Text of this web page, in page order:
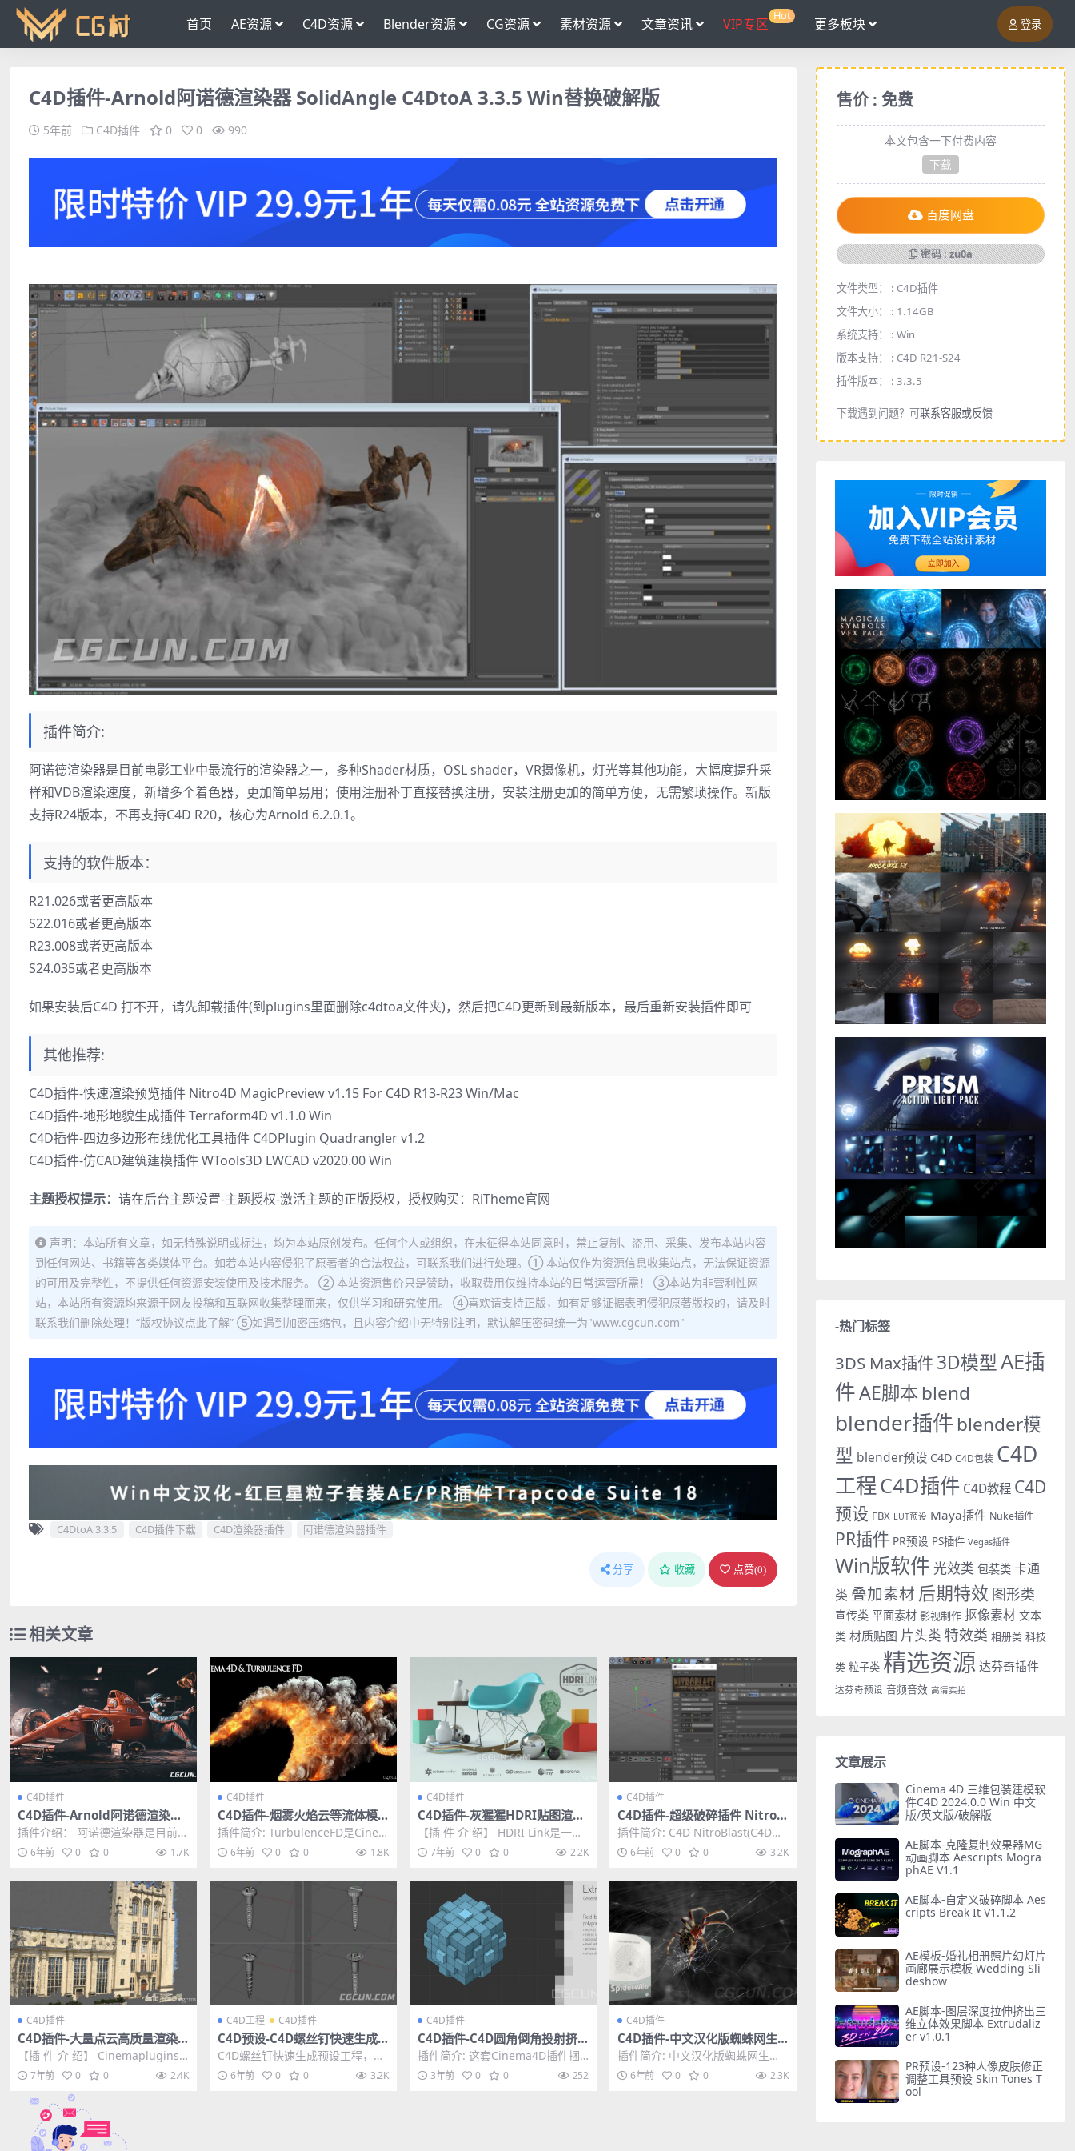
首页 AE资源 C4D资源 Blender资源 CG资源 素材资源 文章资讯 VIP专区 Hot 更多板块 登录
C4D插件-Arnold阿诺德渲染器 SolidAngle C4DtoA 3.3.5 Win替换破解版
5年前 C4D插件 0 0 990
插件简介:
阿诺德渲染器是目前电影工业中最流行的渲染器之一，多种Shader材质，OSL shader，VR摄像机，灯光等其他功能，大幅度提升采
样和VDB渲染速度，新增多个着色器，更加简单易用；使用注册补丁直接替换注册，安装注册更加的简单方便，无需繁琐操作。新版
支持R24版本，不再支持C4D R20，核心为Arnold 6.2.0.1。
支持的软件版本：
R21.026或者更高版本
S22.016或者更高版本
R23.008或者更高版本
S24.035或者更高版本
如果安装后C4D 打不开，请先卸载插件(到plugins里面删除c4dtoa文件夹)，然后把C4D更新到最新版本，最后重新安装插件即可
其他推荐:
C4D插件-快速渲染预览插件 Nitro4D MagicPreview v1.15 For C4D R13-R23 Win/Mac
C4D插件-地形地貌生成插件 Terraform4D v1.1.0 Win
C4D插件-四边多边形布线优化工具插件 C4DPlugin Quadrangler v1.2
C4D插件-仿CAD建筑建模插件 WTools3D LWCAD v2020.00 Win
主题授权提示： 请在后台主题设置-主题授权-激活主题的正版授权，授权购买： RiTheme官网
声明：本站所有文章，如无特殊说明或标注，均为本站原创发布。任何个人或组织，在未征得本站同意时，禁止复制、盗用、采集、发布本站内容
到任何网站、书籍等各类媒体平台。如若本站内容侵犯了原著者的合法权益，可联系我们进行处理。① 本站仅作为资源信息收集站点，无法保证资源
的可用及完整性，不提供任何资源安装使用及技术服务。 ② 本站资源售价只是赞助，收取费用仅维持本站的日常运营所需！ ③本站为非营利性网
站，本站所有资源均来源于网友投稿和互联网收集整理而来，仅供学习和研究使用。 ④喜欢请支持正版，如有足够证据表明侵犯原著版权的，请及时
联系我们删除处理！“版权协议点此了解” ⑤如遇到加密压缩包，且内容介绍中无特别注明，默认解压密码统一为"www.cgcun.com"
C4DtoA 3.3.5 C4D插件下载 C4D渲染器插件 阿诺德渲染器插件
分享 收藏 点赞(0)
相关文章
C4D插件
C4D插件-Arnold阿诺德渲染器
插件 SolidAngle C4DtoA 3.1.0
Win替换破解版
插件介绍： 阿诺德渲染器是目前电
影工业中最流行的渲染器之一，多
种Shader材质...
6年前 0 0 1.7K
C4D插件
C4D插件-烟雾火焰云等流体模
拟插件 TurbulenceFD v1.0.14
65 Win破解版
插件简介: TurbulenceFD是Cinem
a 4D烟雾火焰云等流体模拟插件...
6年前 0 0 1.8K
C4D插件
C4D插件-灰猩猩HDRI贴图渲染
预览调用工具 HDRI Link 1.054
Win/Mac
【插 件 介 绍】 HDRI Link是一个
工作流程插件，可以让 Arnold,...
7年前 0 0 2.2K
C4D插件
C4D插件-超级破碎插件 NitroBl
ast2.02 中文汉化版含使用教程
插件简介: C4D NitroBlast(C4D破
碎插件)是一款非常不错的免费破...
6年前 0 0 3.2K
C4D插件
C4D插件-大量点云高质量渲染
插件Cinemaplugins LAZPoin
t 2.55 Win破解版
【插 件 介 绍】 Cinemaplugins L
AZPoint是一款C4D大量...
7年前 0 0 2.4K
C4D工程 C4D插件
C4D预设-C4D螺丝钉快速生成
预设工程免费下载
C4D螺丝钉快速生成预设工程，能
简单的把螺丝钉自动生成。无论形
状，大小、长度都能...
6年前 0 0 3.2K
C4D插件
C4D插件-C4D圆角倒角投射挤
出细分工具 Legacy Bundle v
0.21.1
插件简介: 这套Cinema4D插件捆
绑包以修改和生成样条线和网格为
主。包含多种...
3年前 0 0 252
C4D插件
C4D插件-中文汉化版蜘蛛网生
成插件 AEscripts SpiderWeb
1.22
插件简介: 中文汉化版蜘蛛网生成
插件 AEscripts SpiderWeb C...
6年前 0 0 2.3K
售价 : 免费
本文包含一下付费内容
下载
百度网盘
密码 : zu0a
文件类型： : C4D插件
文件大小： : 1.14GB
系统支持： : Win
版本支持： : C4D R21-S24
插件版本： : 3.3.5
下载遇到问题？可联系客服或反馈
-热门标签
3DS Max插件3D模型AE插
件AE脚本 blend
blender插件 blender模
型 blender预设 C4D C4D包装 C4D
工程C4D插件 C4D教程 C4D
预设 FBX LUT预设 Maya插件 Nuke插件
PR插件 PR预设 PS插件 Vegas插件
Win版软件 光效类 包装类 卡通
类 叠加素材 后期特效 图形类
宣传类 平面素材 影视制作 抠像素材 文本
类 材质贴图 片头类 特效类 相册类 科技
类 粒子类 精选资源 达芬奇插件
达芬奇预设 音频音效 高清实拍
文章展示
Cinema 4D 三维包装建模软
件C4D 2024.0.0 Win 中文
版/英文版/破解版
AE脚本-克隆复制效果器MG
动画脚本 Aescripts Mogra
phAE V1.1
AE脚本-自定义破碎脚本 Aes
cripts Break It V1.1.2
AE模板-婚礼相册照片幻灯片
画廊展示模板 Wedding Sli
deshow
AE脚本-图层深度拉伸挤出三
维立体效果脚本 Extrudaliz
er v1.0.1
PR预设-123种人像皮肤修正
调整工具预设 Skin Tones T
ool